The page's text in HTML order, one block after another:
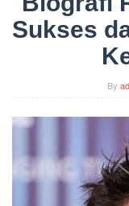
Sukses
By